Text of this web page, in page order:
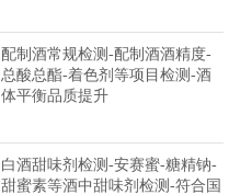
配制酒常规检测-配制酒酒精度-
总酸总酯-着色剂等项目检测-酒
体平衡品质提升
白酒甜味剂检测-安赛蜜-糖精钠-
甜蜜素等酒中甜味剂检测-符合国